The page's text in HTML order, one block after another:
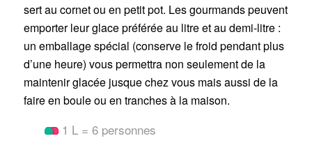
sert au cornet ou en petit pot. Les gourmands peuvent
emporter leur glace préférée au litre et au demi-litre :
un emballage spécial (conserve le froid pendant plus
d’une heure) vous permettra non seulement de la
maintenir glacée jusque chez vous mais aussi de la
faire en boule ou en tranches à la maison.
1 L = 6 personnes